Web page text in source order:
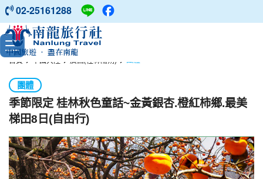
中國旅遊 ‧ 盡在南龍
02-25161288
首頁 中國大陸 廣西(桂林陽朔) 團體
團體
季節限定 桂林秋色童話~金黃銀杏.橙紅柿鄉.最美
梯田8日(自由行)